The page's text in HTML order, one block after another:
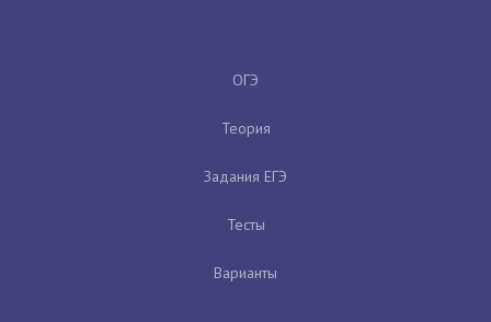
ОГЭ
Теория
Задания ЕГЭ
Тесты
Варианты